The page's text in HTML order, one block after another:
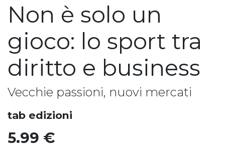
Non è solo un
gioco: lo sport tra
diritto e business
Vecchie passioni, nuovi mercati
tab edizioni
5.99 €